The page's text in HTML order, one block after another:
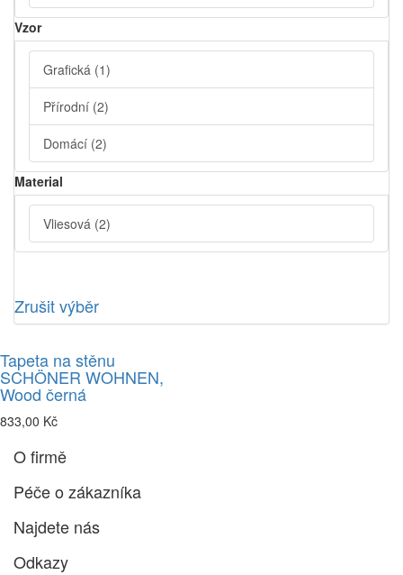
Vzor
Grafická (1)
Přírodní (2)
Domácí (2)
Material
Vliesová (2)
Zrušit výběr
Tapeta na stěnu
SCHÖNER WOHNEN,
Wood černá
833,00 Kč
O firmě
Péče o zákazníka
Najdete nás
Odkazy